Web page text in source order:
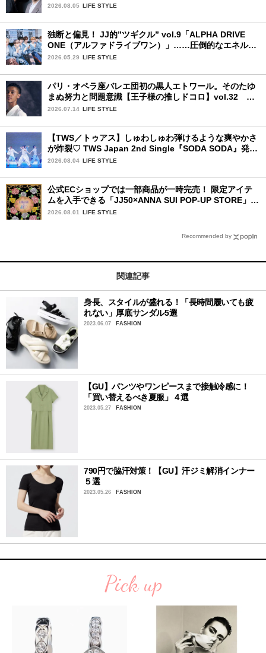
タビュー♡ 「自然と詠斗くんが可愛く見えたんです」
2026.08.05 LIFE STYLE
独断と偏見！ JJ的”ツギクル” vol.9「ALPHA DRIVE
ONE（アルファドライブワン）」……圧倒的なエネルギ
ーで時代を駆け抜ける新世代
2026.05.29 LIFE STYLE
パリ・オペラ座バレエ団初の黒人エトワール。そのたゆ
まぬ努力と問題意識【王子様の推しドコロ】vol.32 ギ
ヨーム・ディオップさん
2026.07.14 LIFE STYLE
【TWS／トゥアス】しゅわしゅわ弾けるような爽やかさ
が炸裂♡ TWS Japan 2nd Single『SODA SODA』発売
記念SPECIAL SHOWCASEを詳細レポ
2026.08.04 LIFE STYLE
公式ECショップでは一部商品が一時完売！ 限定アイテ
ムを入手できる「JJ50×ANNA SUI POP-UP STORE」が
広島で開催決定
2026.08.01 LIFE STYLE
Recommended by
関連記事
身長、スタイルが盛れる！「長時間履いても疲
れない」厚底サンダル5選
2023.06.07 FASHION
【GU】パンツやワンピースまで接触冷感に！
「買い替えるべき夏服」４選
2023.05.27 FASHION
790円で脇汗対策！【GU】汗ジミ解消インナー
５選
2023.05.26 FASHION
Pick up